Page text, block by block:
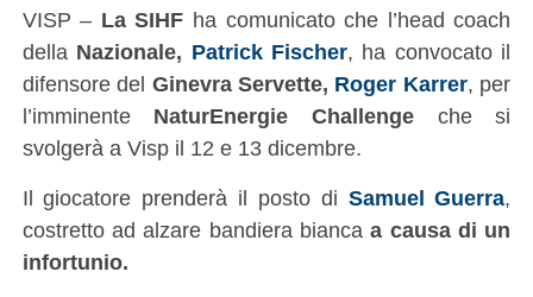
VISP – La SIHF ha comunicato che l’head coach
della Nazionale, Patrick Fischer, ha convocato il
difensore del Ginevra Servette, Roger Karrer, per
l’imminente NaturEnergie Challenge che si
svolgerà a Visp il 12 e 13 dicembre.
Il giocatore prenderà il posto di Samuel Guerra,
costretto ad alzare bandiera biancaa causa di un
infortunio.